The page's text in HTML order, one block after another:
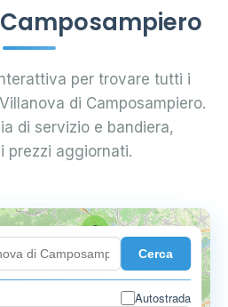
per trovare tutti i
di Camposampiero.
di servizio e bandiera,
prezzi aggiornati.
Cerca
Autostrada
2